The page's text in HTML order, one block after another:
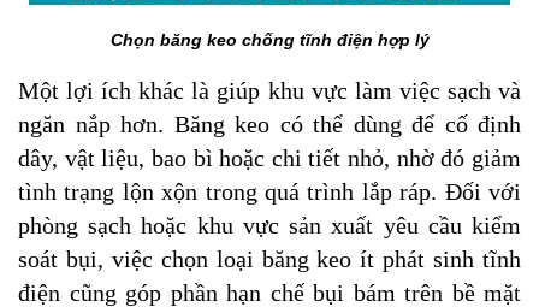
Chọn băng keo chống tĩnh điện hợp lý
Một lợi ích khác là giúp khu vực làm việc sạch và
ngăn nắp hơn. Băng keo có thể dùng để cố định
dây, vật liệu, bao bì hoặc chi tiết nhỏ, nhờ đó giảm
tình trạng lộn xộn trong quá trình lắp ráp. Đối với
phòng sạch hoặc khu vực sản xuất yêu cầu kiểm
soát bụi, việc chọn loại băng keo ít phát sinh tĩnh
điện cũng góp phần hạn chế bụi bám trên bề mặt